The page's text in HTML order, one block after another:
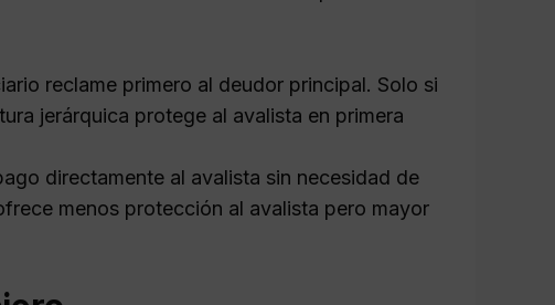
reclame primero al deudor principal. Solo si
jerárquica protege al avalista en primera
directamente al avalista sin necesidad de
menos protección al avalista pero mayor